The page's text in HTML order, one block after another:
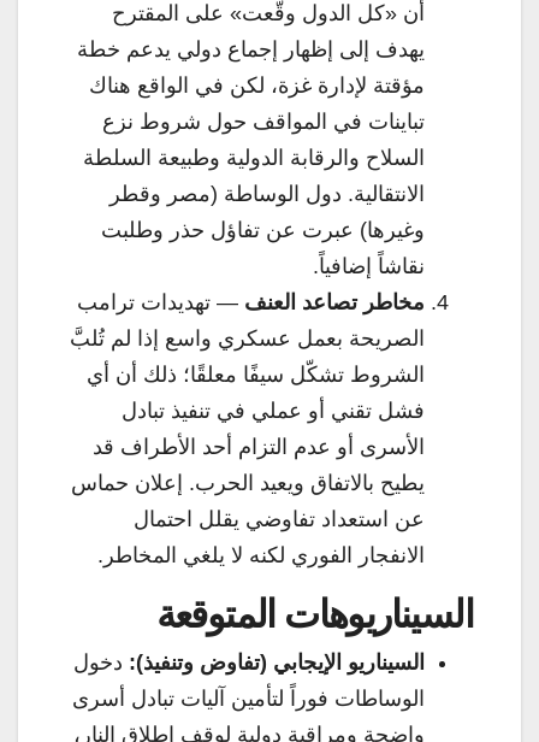
أن «كل الدول وقّعت» على المقترح
يهدف إلى إظهار إجماع دولي يدعم خطة
مؤقتة لإدارة غزة، لكن في الواقع هناك
تباينات في المواقف حول شروط نزع
السلاح والرقابة الدولية وطبيعة السلطة
الانتقالية. دول الوساطة (مصر وقطر
وغيرها) عبرت عن تفاؤل حذر وطلبت
نقاشاً إضافياً.
مخاطر تصاعد العنف — تهديدات ترامب
الصريحة بعمل عسكري واسع إذا لم تُلبَّ
الشروط تشكّل سيفًا معلقًا؛ ذلك أن أي
فشل تقني أو عملي في تنفيذ تبادل
الأسرى أو عدم التزام أحد الأطراف قد
يطيح بالاتفاق ويعيد الحرب. إعلان حماس
عن استعداد تفاوضي يقلل احتمال
الانفجار الفوري لكنه لا يلغي المخاطر.
السيناريوهات المتوقعة
السيناريو الإيجابي (تفاوض وتنفيذ): دخول
الوساطات فوراً لتأمين آليات تبادل أسرى
واضحة ومراقبة دولية لوقف إطلاق النار،